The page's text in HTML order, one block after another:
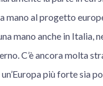
mano al progetto
mano anche in
C’è ancora molta
più forte sia